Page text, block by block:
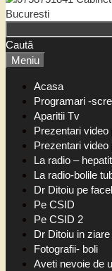
Caută
Meniu
Acasa
Programari -
Aparitii Tv
Prezentari video
Prezentari video
La radio –
La radio-bolile
Dr Ditoiu pe
Pe CSID
Pe CSID 2
Dr Ditoiu in ziare
Fotografii- boli
Aveti nevoie de